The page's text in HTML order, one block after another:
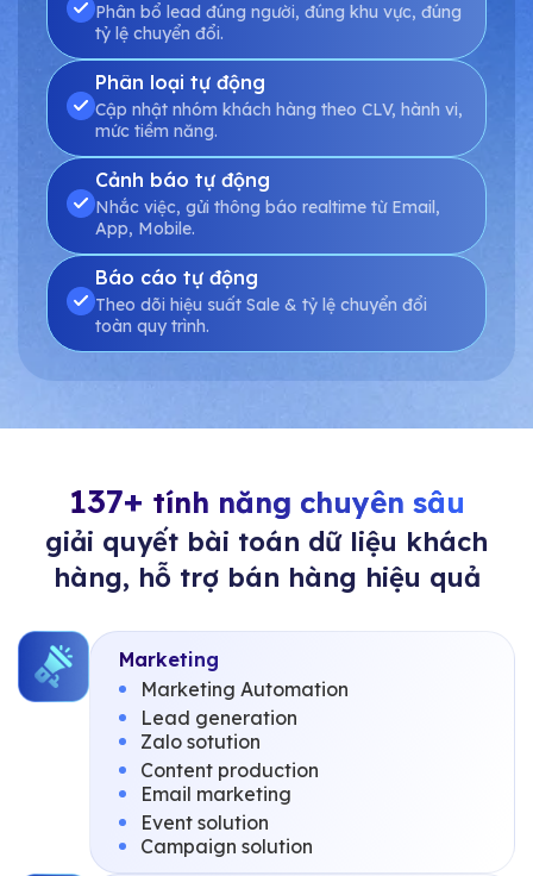
Phân bổ lead đúng người, đúng khu vực, đúng
tỷ lệ chuyển đổi.
Phân loại tự động
Cập nhật nhóm khách hàng theo CLV, hành vi,
mức tiềm năng.
Cảnh báo tự động
Nhắc việc, gửi thông báo realtime từ Email,
App, Mobile.
Báo cáo tự động
Theo dõi hiệu suất Sale & tỷ lệ chuyển đổi
toàn quy trình.
137+ tính năng chuyên sâu
giải quyết bài toán dữ liệu khách
hàng, hỗ trợ bán hàng hiệu quả
Marketing
Marketing Automation
Lead generation
Zalo sotution
Content production
Email marketing
Event solution
Campaign solution